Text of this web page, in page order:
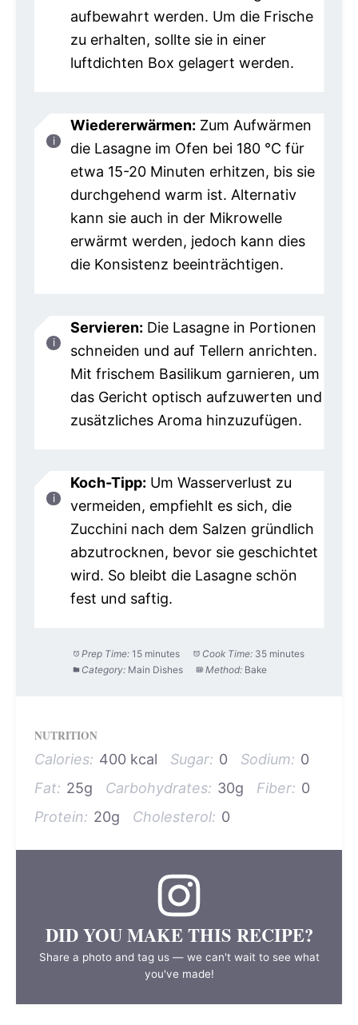
aufbewahrt werden. Um die Frische
zu erhalten, sollte sie in einer
luftdichten Box gelagert werden.
Wiedererwärmen: Zum Aufwärmen
die Lasagne im Ofen bei 180 °C für
etwa 15-20 Minuten erhitzen, bis sie
durchgehend warm ist. Alternativ
kann sie auch in der Mikrowelle
erwärmt werden, jedoch kann dies
die Konsistenz beeinträchtigen.
Servieren: Die Lasagne in Portionen
schneiden und auf Tellern anrichten.
Mit frischem Basilikum garnieren, um
das Gericht optisch aufzuwerten und
zusätzliches Aroma hinzuzufügen.
Koch-Tipp: Um Wasserverlust zu
vermeiden, empfiehlt es sich, die
Zucchini nach dem Salzen gründlich
abzutrocknen, bevor sie geschichtet
wird. So bleibt die Lasagne schön
fest und saftig.
Prep Time: 15 minutes Cook Time: 35 minutes
Category: Main Dishes Method: Bake
NUTRITION
Calories: 400 kcal Sugar: 0 Sodium: 0
Fat: 25g Carbohydrates: 30g Fiber: 0
Protein: 20g Cholesterol: 0
DID YOU MAKE THIS RECIPE?
Share a photo and tag us — we can't wait to see what
you've made!